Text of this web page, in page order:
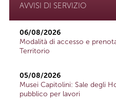
AVVISI DI SERVIZIO
06/08/2026
Modalità di accesso e
Territorio
05/08/2026
Musei Capitolini: Sale degli
pubblico per lavori